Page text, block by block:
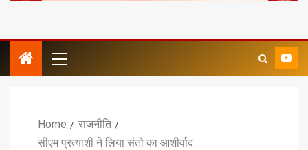
Home
राजनीति
सीएम प्रत्याशी ने लिया संतो का आशीर्वाद